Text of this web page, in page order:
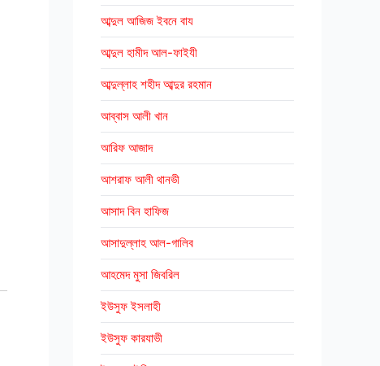
আব্দুল আজিজ ইবনে বায
আব্দুল হামীদ আল-ফাইযী
আব্দুল্লাহ শহীদ আব্দুর রহমান
আব্বাস আলী খান
আরিফ আজাদ
আশরাফ আলী থানভী
আসাদ বিন হাফিজ
আসাদুল্লাহ আল-গালিব
আহমেদ মুসা জিবরিল
ইউসুফ ইসলাহী
ইউসুফ কারযাভী